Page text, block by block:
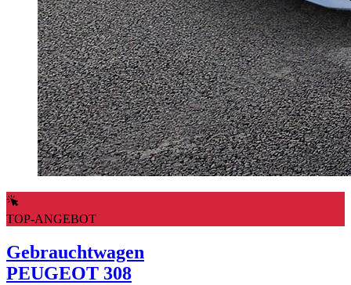
TOP-ANGEBOT
Gebrauchtwagen
PEUGEOT 308